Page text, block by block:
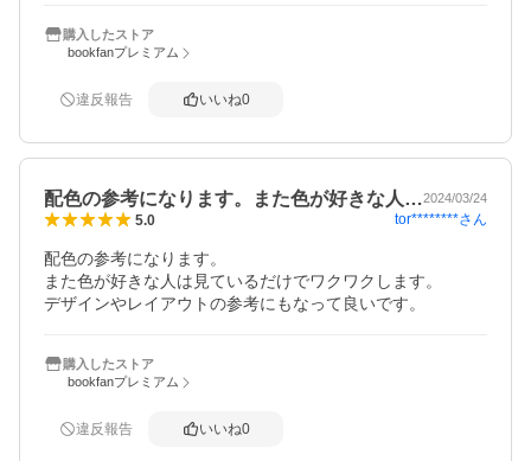
購入したストア
bookfanプレミアム
違反報告 いいね0
配色の参考になります。また色が好きな人…2024/03/24
5.0 tor********さん
配色の参考になります。
また色が好きな人は見ているだけでワクワクします。
デザインやレイアウトの参考にもなって良いです。
購入したストア
bookfanプレミアム
違反報告 いいね0